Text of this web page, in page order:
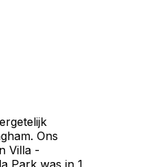
Ons
Villa -
Park was in 1